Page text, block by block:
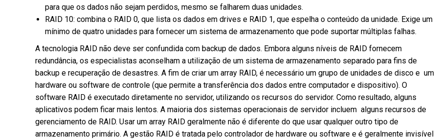
para que os dados não sejam perdidos, mesmo se falharem duas unidades.
RAID 10: combina o RAID 0, que lista os dados em drives e RAID 1, que espelha o conteúdo da unidade. Exige um
mínimo de quatro unidades para fornecer um sistema de armazenamento que pode suportar múltiplas falhas.
A tecnologia RAID não deve ser confundida com backup de dados. Embora alguns níveis de RAID fornecem
redundância, os especialistas aconselham a utilização de um sistema de armazenamento separado para fins de
backup e recuperação de desastres. A fim de criar um array RAID, é necessário um grupo de unidades de disco e um
hardware ou software de controle (que permite a transferência dos dados entre computador e dispositivo). O
software RAID é executado diretamente no servidor, utilizando os recursos do servidor. Como resultado, alguns
aplicativos podem ficar mais lentos. A maioria dos sistemas operacionais de servidor incluem alguns recursos de
gerenciamento de RAID. Usar um array RAID geralmente não é diferente do que usar qualquer outro tipo de
armazenamento primário. A gestão RAID é tratada pelo controlador de hardware ou software e é geralmente invisível